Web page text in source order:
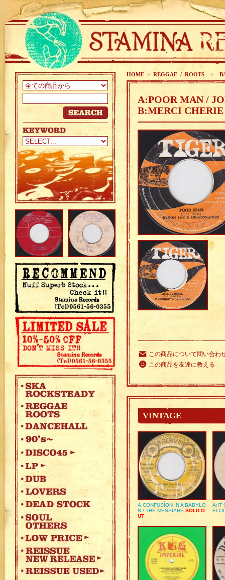
HOME > REGGAE / ROOTS >
A:POOR MAN /
B:MERCI
この商品について問い合わ
この商品を友達に教える
VINTAGE
A:CONFUSION IN A BABYLO
N / THE MESSIAHS SOLD O
UT
A:IT